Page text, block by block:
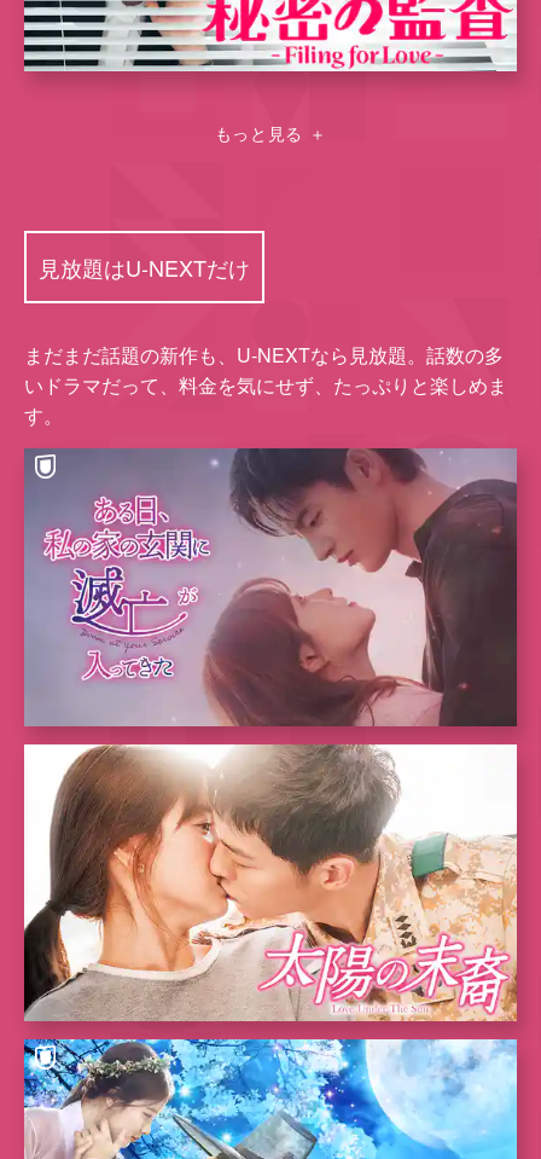
もっと見る ＋
見放題はU-NEXTだけ
まだまだ話題の新作も、U-NEXTなら⾒放題。話数の多
いドラマだって、料⾦を気にせず、たっぷりと楽しめま
す。